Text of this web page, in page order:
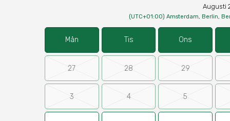
Augusti
(UTC+01:00) Amsterdam, Berlin,
Mån Tis Ons
27 28 29
3 4 5